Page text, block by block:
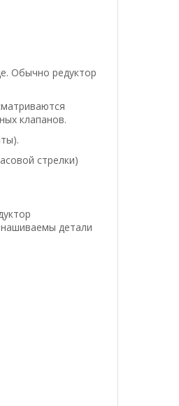
Обычно редуктор
клапанов.
стрелки)
детали